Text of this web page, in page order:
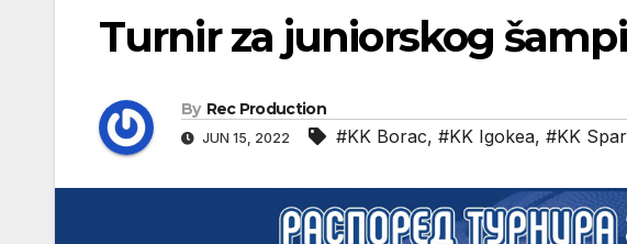
Turnir za juniorskog
By Rec Production
JUN 15, 2022 #KK Borac, #KK Igokea, #KK